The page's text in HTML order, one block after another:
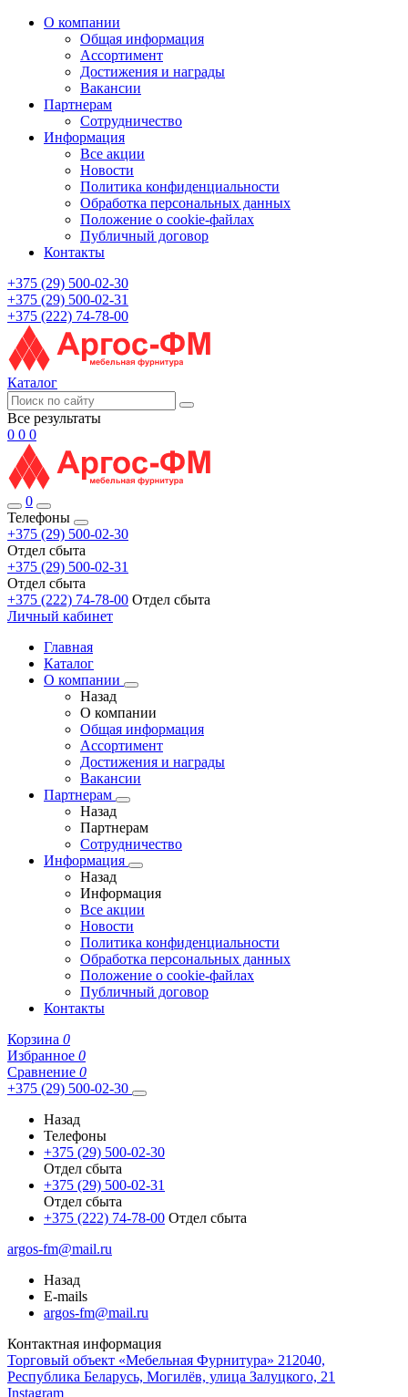
О компании
Общая информация
Ассортимент
Достижения и награды
Вакансии
Партнерам
Сотрудничество
Информация
Все акции
Новости
Политика конфиденциальности
Обработка персональных данных
Положение о cookie-файлах
Публичный договор
Контакты
+375 (29) 500-02-30
+375 (29) 500-02-31
+375 (222) 74-78-00
Каталог
Все результаты
0 0 0
0
Телефоны
+375 (29) 500-02-30
Отдел сбыта
+375 (29) 500-02-31
Отдел сбыта
+375 (222) 74-78-00 Отдел сбыта
Личный кабинет
Главная
Каталог
О компании
Назад
О компании
Общая информация
Ассортимент
Достижения и награды
Вакансии
Партнерам
Назад
Партнерам
Сотрудничество
Информация
Назад
Информация
Все акции
Новости
Политика конфиденциальности
Обработка персональных данных
Положение о cookie-файлах
Публичный договор
Контакты
Корзина 0
Избранное 0
Сравнение 0
+375 (29) 500-02-30
Назад
Телефоны
+375 (29) 500-02-30
Отдел сбыта
+375 (29) 500-02-31
Отдел сбыта
+375 (222) 74-78-00 Отдел сбыта
argos-fm@mail.ru
Назад
E-mails
argos-fm@mail.ru
Контактная информация
Торговый объект «Мебельная Фурнитура» 212040,
Республика Беларусь, Могилёв, улица Залуцкого, 21
Instagram